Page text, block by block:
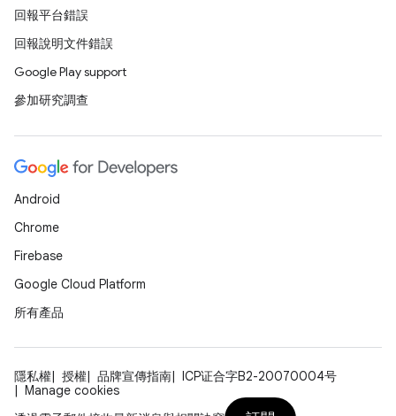
回報平台錯誤
回報說明文件錯誤
Google Play support
參加研究調查
Android
Chrome
Firebase
Google Cloud Platform
所有產品
隱私權 授權 品牌宣傳指南
ICP证合字B2-20070004号
Manage cookies